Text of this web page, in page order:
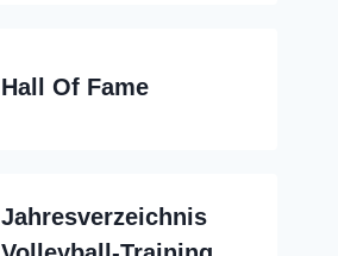
Hall Of Fame
Jahresverzeichnis